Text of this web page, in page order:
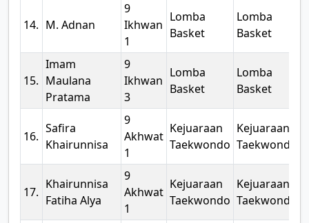
14. M. Adnan
9
Ikhwan
1
Lomba
Basket
Lomba
Basket
15.
Imam
Maulana
Pratama
9
Ikhwan
3
Lomba
Basket
Lomba
Basket
16.
Safira
Khairunnisa
9
Akhwat
1
Kejuaraan
Taekwondo
Kejuaraan
Taekwondo
17.
Khairunnisa
Fatiha Alya
9
Akhwat
1
Kejuaraan
Taekwondo
Kejuaraan
Taekwondo